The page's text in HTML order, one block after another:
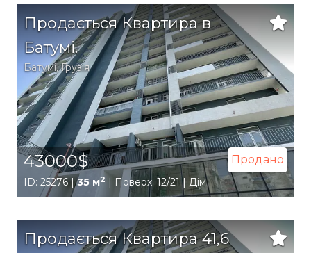
Продається Квартира в
Батумі.
Батумі,Грузія
43000$ Продано
ID: 25276 |35 м2 | Поверх: 12/21 | Дім
Продається Квартира 41,6